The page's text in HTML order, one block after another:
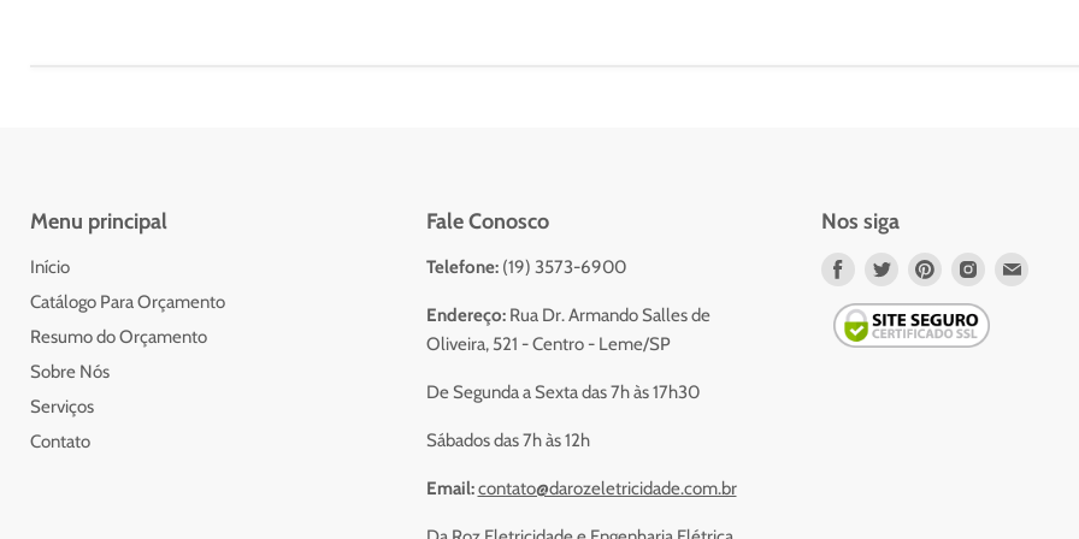
Menu principal
Início
Catálogo Para Orçamento
Resumo do Orçamento
Sobre Nós
Serviços
Contato
Fale Conosco
Telefone:(19) 3573-6900
Endereço:Rua Dr. Armando Salles de
Oliveira, 521 - Centro - Leme/SP
De Segunda a Sexta das 7h às 17h30
Sábados das 7h às 12h
Email:contato@darozeletricidade.com.br
Nos siga
Nos
encontre
em
Nos
encontre
em
Nos
encontre
em
Nos
em